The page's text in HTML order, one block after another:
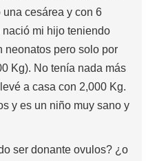
una cesárea y con 6
nació mi hijo teniendo
neonatos pero solo por
Kg). No tenía nada más
a casa con 2,000 Kg.
y es un niño muy sano y
ser donante ovulos? ¿o